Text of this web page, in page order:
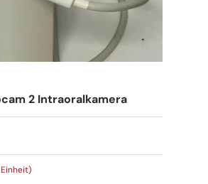
2 Intraoralkamera